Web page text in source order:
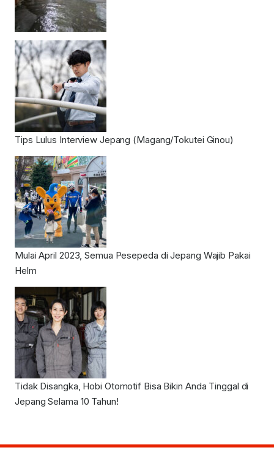
Tips Lulus Interview Jepang (Magang/Tokutei Ginou)
Mulai April 2023, Semua Pesepeda di Jepang Wajib Pakai
Helm
Tidak Disangka, Hobi Otomotif Bisa Bikin Anda Tinggal di
Jepang Selama 10 Tahun!